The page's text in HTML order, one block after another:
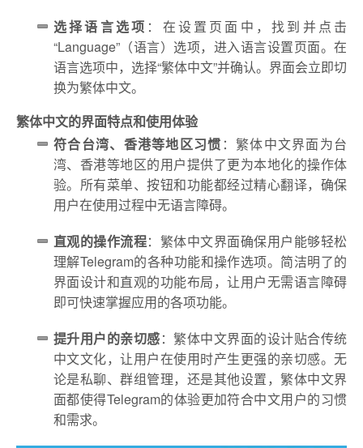
选择语言选项 ：在设置页面中，找到并点击
“Language”（语言）选项，进入语言设置页面。在
语言选项中，选择“繁体中文”并确认。界面会立即切
换为繁体中文。
繁体中文的界面特点和使用体验
符合台湾、香港等地区习惯 ：繁体中文界面为台
湾、香港等地区的用户提供了更为本地化的操作体
验。所有菜单、按钮和功能都经过精心翻译，确保
用户在使用过程中无语言障碍。
直观的操作流程：繁体中文界面确保用户能够轻松
理解Telegram的各种功能和操作选项。简洁明了的
界面设计和直观的功能布局，让用户无需语言障碍
即可快速掌握应用的各项功能。
提升用户的亲切感：繁体中文界面的设计贴合传统
中文文化，让用户在使用时产生更强的亲切感。无
论是私聊、群组管理，还是其他设置，繁体中文界
面都使得Telegram的体验更加符合中文用户的习惯
和需求。